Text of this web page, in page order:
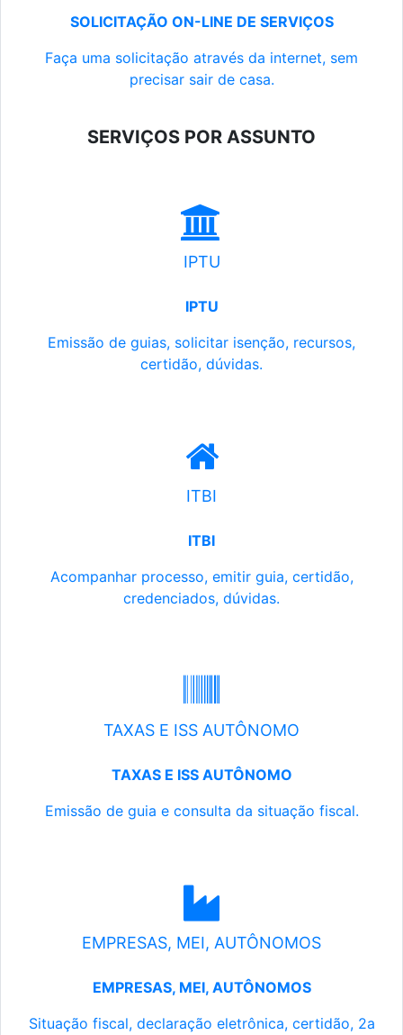
SOLICITAÇÃO ON-LINE DE SERVIÇOS
Faça uma solicitação através da internet, sem
precisar sair de casa.
SERVIÇOS POR ASSUNTO
IPTU
IPTU
Emissão de guias, solicitar isenção, recursos,
certidão, dúvidas.
ITBI
ITBI
Acompanhar processo, emitir guia, certidão,
credenciados, dúvidas.
TAXAS E ISS AUTÔNOMO
TAXAS E ISS AUTÔNOMO
Emissão de guia e consulta da situação fiscal.
EMPRESAS, MEI, AUTÔNOMOS
EMPRESAS, MEI, AUTÔNOMOS
Situação fiscal, declaração eletrônica, certidão, 2a